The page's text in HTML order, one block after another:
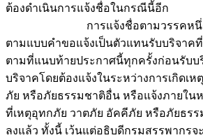
ต้องดำเนินการแจ้งชื่อในกรณีนี้อีก
การแจ้งชื่อตามวรรคหนึ่งหรื
ตามแบบคำขอแจ้งเป็นตัวแทนรับบริจาค
ตามที่แนบท้ายประกาศนี้ทุกครั้งก่อนรับบ
บริจาคโดยต้องแจ้งในระหว่างการเกิดเ
ภัย หรือภัยธรรมชาติอื่น หรือแจ้งภายใน
ที่เหตุอุทกภัย วาตภัย อัคคีภัย หรือภัยธร
ลงแล้ว ทั้งนี้ เว้นแต่อธิบดีกรมสรรพากรจ